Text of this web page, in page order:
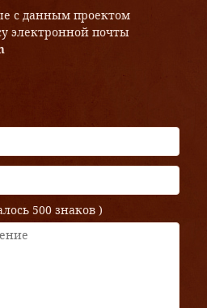
с данным проектом
электронной почты
500 знаков )